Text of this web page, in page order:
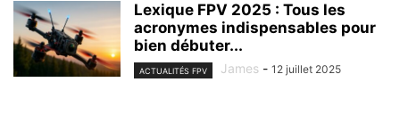
Lexique FPV 2025 : Tous les
acronymes indispensables pour
bien débuter...
ACTUALITÉS FPV James - 12 juillet 2025